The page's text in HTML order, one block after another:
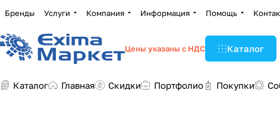
Бренды Услуги Компания Информация Помощь
Цены указаны с НДС Каталог
Каталог Главная Скидки Портфолио Покупки